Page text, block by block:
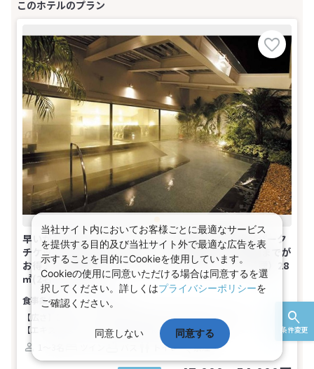
条件変更
早いがお得！Ｗｅｂコレスペシャル★舞浜・新浦安（パーク
チケットは含まれていません）◇ 【早期申込】60日前までが
お得♪－【エミオンタワー】スタンダードルーム（禁煙）28
㎡(2名～3名1室)
食事なし
【広さ】28平米
【ベッド】幅110cm×長さ200cm（2台）
【エキストラベッド】幅100cm×長さ200cm（1台）
トイレ 禁煙
当社サイト内においてお客様ごとに最適なサービス
を提供する目的及び当社サイト外で最適な広告を表
示することを目的にCookieを使用しています。
Cookieの使用に同意いただける場合は同意するを選
択してください。詳しくはプライバシーポリシーを
ご確認ください。
同意しない 同意する